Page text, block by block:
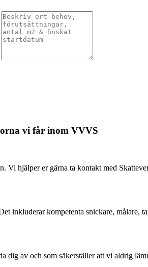
vi får inom VVVS
Vi hjälper er gärna ta kontakt med
inkluderar kompetenta snickare,
av och som säkerställer att vi aldrig